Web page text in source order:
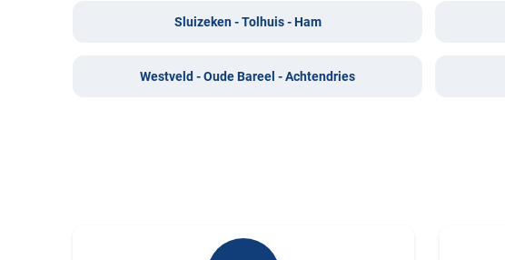
Sluizeken - Tolhuis - Ham
Westveld - Oude Bareel - Achtendries